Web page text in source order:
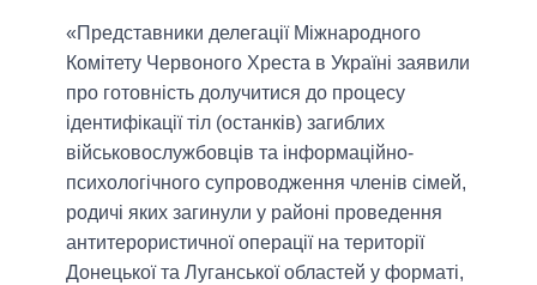
«Представники делегації Міжнародного
Комітету Червоного Хреста в Україні заявили
про готовність долучитися до процесу
ідентифікації тіл (останків) загиблих
військовослужбовців та інформаційно-
психологічного супроводження членів сімей,
родичі яких загинули у районі проведення
антитерористичної операції на території
Донецької та Луганської областей у форматі,